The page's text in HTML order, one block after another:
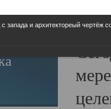
веру в
запада и архитектореый чертёж